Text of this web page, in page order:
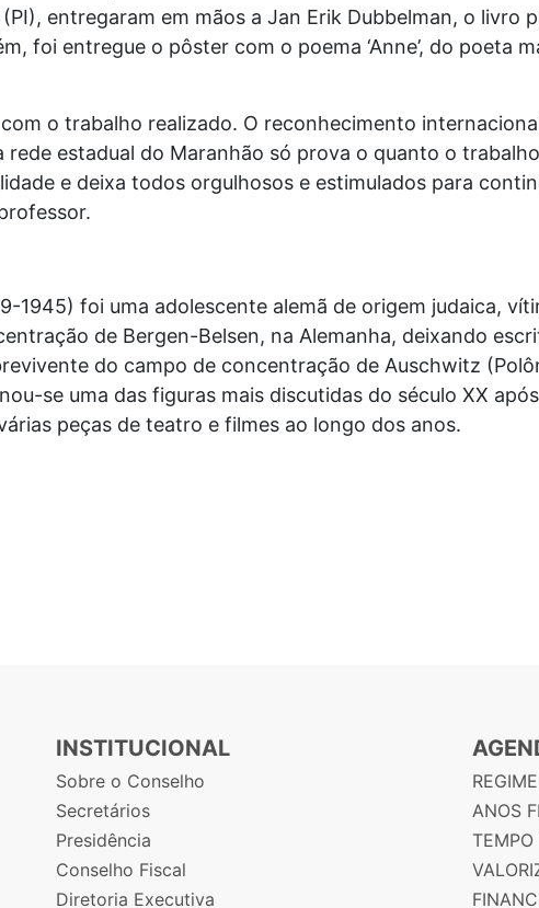
entregaram em mãos a Jan Erik Dubbelman, o livro
foi entregue o pôster com o poema ‘Anne’, do poeta
o trabalho realizado. O reconhecimento
rede estadual do Maranhão só prova o quanto o
e deixa todos orgulhosos e estimulados para
1945) foi uma adolescente alemã de origem judaica,
de Bergen-Belsen, na Alemanha, deixando
do campo de concentração de Auschwitz
se uma das figuras mais discutidas do século XX
peças de teatro e filmes ao longo dos anos.
INSTITUCIONAL
Sobre o Conselho
Secretários
Presidência
Conselho Fiscal
Diretoria Executiva
ANOS
TEMPO